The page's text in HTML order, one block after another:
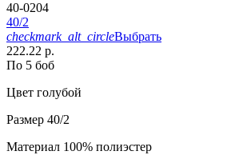
40-0204
40/2
checkmark_alt_circleВыбрать
222.22 р.
По 5 боб
Цвет голубой
Размер 40/2
Материал 100% полиэстер